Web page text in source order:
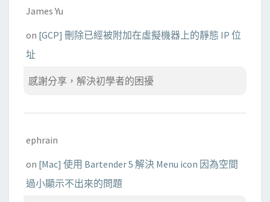
James Yu
on [GCP] 刪除已經被附加在虛擬機器上的靜態 IP 位
址
感謝分享，解決初學者的困擾
ephrain
on [Mac] 使用 Bartender 5 解決 Menu icon 因為空間
過小顯示不出來的問題